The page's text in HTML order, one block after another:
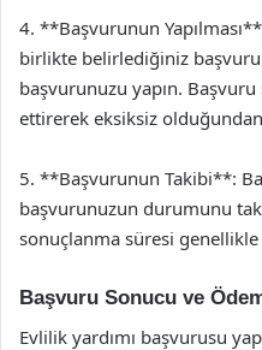
4. **Başvurunun
birlikte belirlediğiniz
başvurunuzu yapın.
ettirerek eksiksiz
5. **Başvurunun Takibi**:
başvurunuzun durumunu
sonuçlanma süresi
Başvuru Sonucu ve
Evlilik yardımı başvurusu